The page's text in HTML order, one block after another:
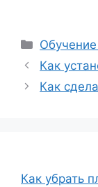
Рубрики
Как
Как
Как убрать